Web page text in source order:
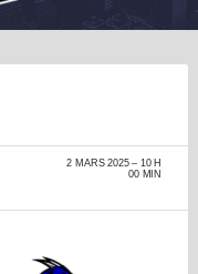
2 MARS 2025
10 H
00 MIN